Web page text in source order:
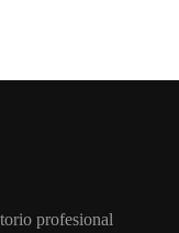
profesional